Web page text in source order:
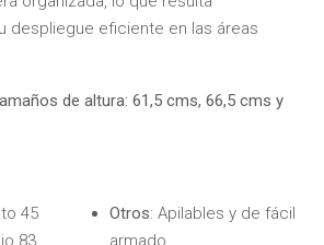
despliegue eficiente en las áreas
de altura: 61,5 cms, 66,5 cms y
45
83
Otros: Apilables y de fácil
armado